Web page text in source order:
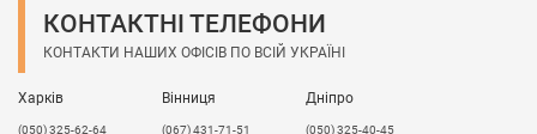
КОНТАКТНІ ТЕЛЕФОНИ
КОНТАКТИ НАШИХ ОФІСІВ ПО ВСІЙ УКРАЇНІ
Харків
(050) 325-62-64
Вінниця
(067) 431-71-51
Дніпро
(050) 325-40-45